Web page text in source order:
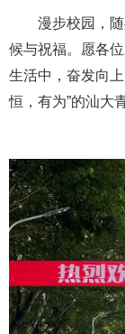
漫步校园，随
候与祝福。愿各
生活中，奋发向
恒，有为”的汕大